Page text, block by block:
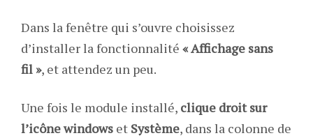
Dans la fenêtre qui s’ouvre choisissez
d’installer la fonctionnalité « Affichage sans
fil », et attendez un peu.
Une fois le module installé, clique droit sur
l’icône windows et Système, dans la colonne de